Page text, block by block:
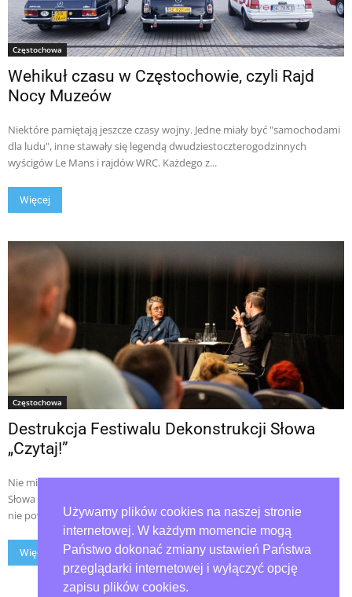
Używamy plików cookies na naszej stronie
internetowej. W każdym momencie mogą
Państwo dokonać zmiany ustawień Państwa
przeglądarki internetowej i wyłączyć opcję
zapisu plików cookies.
Częstochowa
Wehikuł czasu w Częstochowie, czyli Rajd
Nocy Muzeów
Niektóre pamiętają jeszcze czasy wojny. Jedne miały być "samochodami
dla ludu", inne stawały się legendą dwudziestoczterogodzinnych
wyścigów Le Mans i rajdów WRC. Każdego z...
Więcej
Częstochowa
Destrukcja Festiwalu Dekonstrukcji Słowa
„Czytaj!”
Nie milkną echa mocnego wpisu organizatora Festiwalu Dekonstrukcji
Słowa "Czytaj!". Powiedzieć, że to była zaskakująca informacja to jak nic
nie powiedzieć... organizatorzy poinformowali na...
Więcej